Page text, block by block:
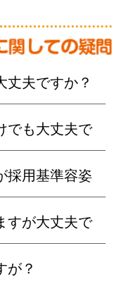
丈夫ですか？
でも大丈夫で
採用基準容姿
すが大丈夫で
が？